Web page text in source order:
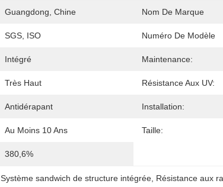
Guangdong, Chine Nom De Marque
SGS, ISO Numéro De Modèle
Intégré Maintenance:
Très Haut Résistance Aux UV:
Antidérapant Installation:
Au Moins 10 Ans Taille:
380,6%
Système sandwich de structure intégrée Résistance aux